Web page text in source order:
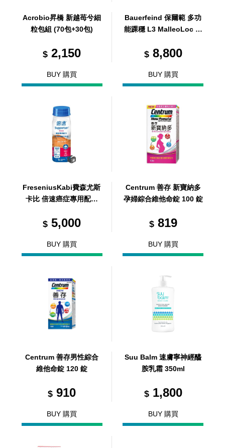
Acrobio昇橋 新越苺兮細
粒包組 (70包+30包)
$2,150
BUY 購買
Bauerfeind 保爾範 多功
能踝穩 L3 MalleoLoc 灰
$8,800
BUY 購買
FreseniusKabi費森尤斯
卡比 倍速癌症專用配方
瓶/箱 (共1箱)
$5,000
BUY 購買
Centrum 善存 新寶納多
孕婦綜合維他命錠 100 錠
$819
BUY 購買
Centrum 善存男性綜合
維他命錠 120 錠
$910
BUY 購買
Suu Balm 速膚寧神經醯
胺乳霜 350ml
$1,800
BUY 購買